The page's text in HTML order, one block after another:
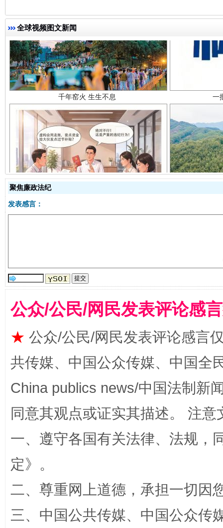
全球视频图文新闻
千年窑火 生生不息 一
揭开“小金库”的免责幌子
受贿1.44亿！段成刚被判无期 从幼
全民健身五年计划来了！等你上场
聚焦廉政法纪
发表感言：
公众/公民/网民发表评论感
★ 公众/公民/网民发表评论感言
共传媒、中国公众传媒、中国全
China publics news/中国法制新
同意其观点或证实其描述。 注
一、遵守各国有关法律、法规，
定》。
二、尊重网上道德，承担一切因
三、中国公共传媒、中国公众传